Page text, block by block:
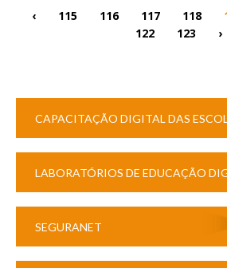
‹ 115 116 117 118
122
123 ›
CAPACITAÇÃO DIGITAL DAS
LABORATÓRIOS DE EDUCAÇÃO
SEGURANET